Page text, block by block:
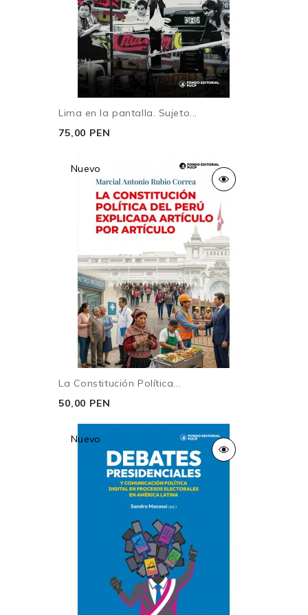
Lima en la pantalla. Sujeto...
75,00 PEN
Nuevo
La Constitución Política...
50,00 PEN
Nuevo